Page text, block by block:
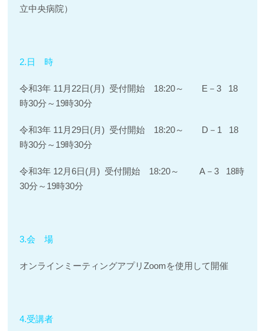
立中央病院）
2.日 時
令和3年 11月22日(月) 受付開始 18:20～ E－3 18
時30分～19時30分
令和3年 11月29日(月) 受付開始 18:20～ D－1 18
時30分～19時30分
令和3年 12月6日(月) 受付開始 18:20～ A－3 18時
30分～19時30分
3.会 場
オンラインミーティングアプリZoomを使用して開催
4.受講者